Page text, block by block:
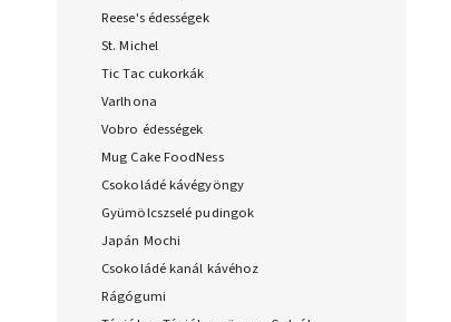
Reese's édességek
St. Michel
Tic Tac cukorkák
Varlhona
Vobro édességek
Mug Cake FoodNess
Csokoládé kávégyöngy
Gyümölcszselé pudingok
Japán Mochi
Csokoládé kanál kávéhoz
Rágógumi